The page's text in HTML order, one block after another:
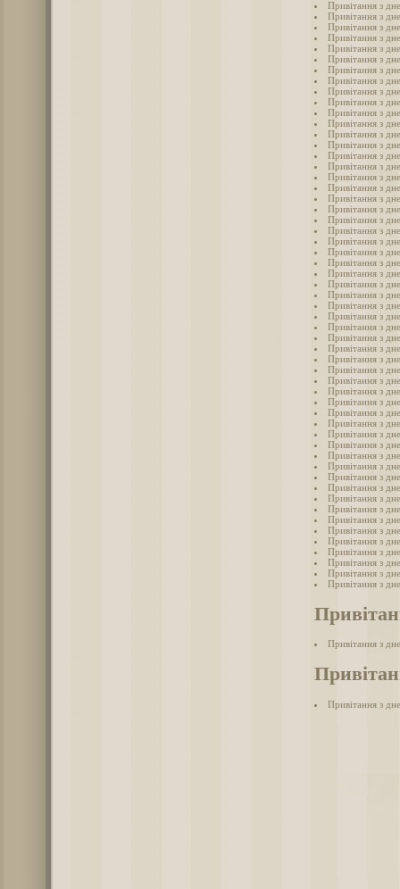
Привітання з
Привітання з
Привітання з
Привітання з
Привітання з
Привітання з
Привітання з
Привітання з
Привітання з
Привітання з
Привітання з
Привітання з
Привітання з
Привітання з
Привітання з
Привітання з
Привітання з
Привітання з
Привітання з
Привітання з
Привітання з
Привітання з
Привітання з
Привітання з
Привітання з
Привітання з
Привітання з
Привітання з
Привітання з
Привітання з
Привітання з
Привітання з
Привітання з
Привітання з
Привітання з
Привітання з
Привітання з
Привітання з
Привітання з
Привітання з
Привітання з
Привітання з
Привітання з
Привітання з
Привітання з
Привітання з
Привітання з
Привітання з
Привітання з
Привітання з
Привітання з
Привітання з
Привітання з
Привітання з
Привітання з
Привітання з
Привітання з